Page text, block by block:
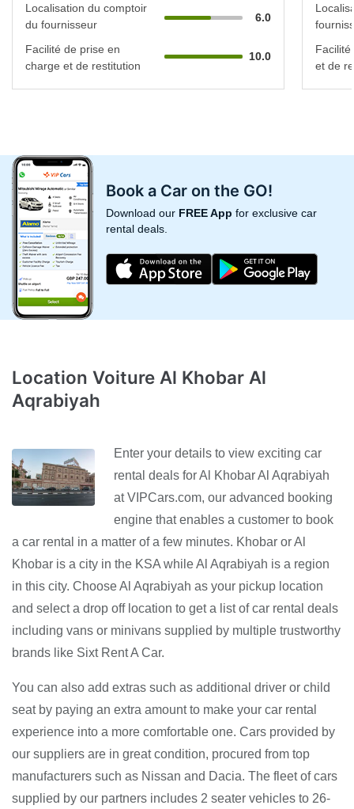
Localisation du comptoir
du fournisseur
6.0
Facilité de prise en
charge et de restitution
10.0
et de
Book a Car on the GO!
Download our FREE App for exclusive car
rental deals.
Location Voiture Al Khobar Al
Aqrabiyah
Enter your details to view exciting car
rental deals for Al Khobar Al Aqrabiyah
at VIPCars.com, our advanced booking
engine that enables a customer to book
a car rental in a matter of a few minutes. Khobar or Al
Khobar is a city in the KSA while Al Aqrabiyah is a region
in this city. Choose Al Aqrabiyah as your pickup location
and select a drop off location to get a list of car rental deals
including vans or minivans supplied by multiple trustworthy
brands like Sixt Rent A Car.
You can also add extras such as additional driver or child
seat by paying an extra amount to make your car rental
experience into a more comfortable one. Cars provided by
our suppliers are in great condition, procured from top
manufacturers such as Nissan and Dacia. The fleet of cars
supplied by our partners includes 2 seater vehicles to 26-